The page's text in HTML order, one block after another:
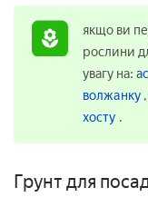
якщо ви
рослини
увагу на:
волжанку ,
хосту .
Грунт для